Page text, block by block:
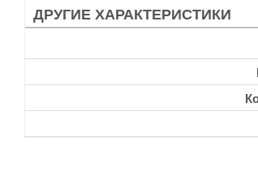
ДРУГИЕ ХАРАКТЕРИСТИКИ